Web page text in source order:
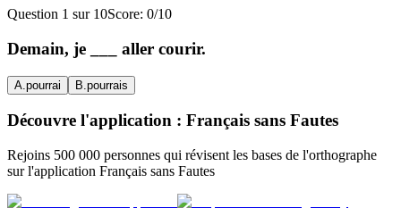
Question 1 sur 10Score: 0/10
Demain, je ___ aller courir.
A pourrai B pourrais
Découvre l'application : Français sans Fautes
Rejoins 500 000 personnes qui révisent les bases de l'orthographe
sur l'application Français sans Fautes